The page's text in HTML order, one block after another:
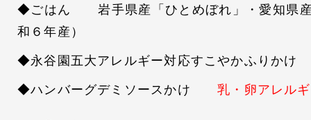
◆ごはん 岩手県産「ひとめぼれ」・愛知県産
和６年産）
◆永谷園五大アレルギー対応すこやかふりかけ
◆ハンバーグデミソースかけ乳・卵アレル